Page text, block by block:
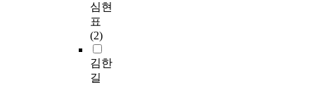
심현
표
(2)
김한
길